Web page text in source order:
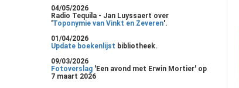
04/05/2026
Radio Tequila - Jan Luyssaert over
'Toponymie van Vinkt en Zeveren'.
01/04/2026
Update boekenlijst bibliotheek.
09/03/2026
Fotoverslag 'Een avond met Erwin Mortier' op
7 maart 2026